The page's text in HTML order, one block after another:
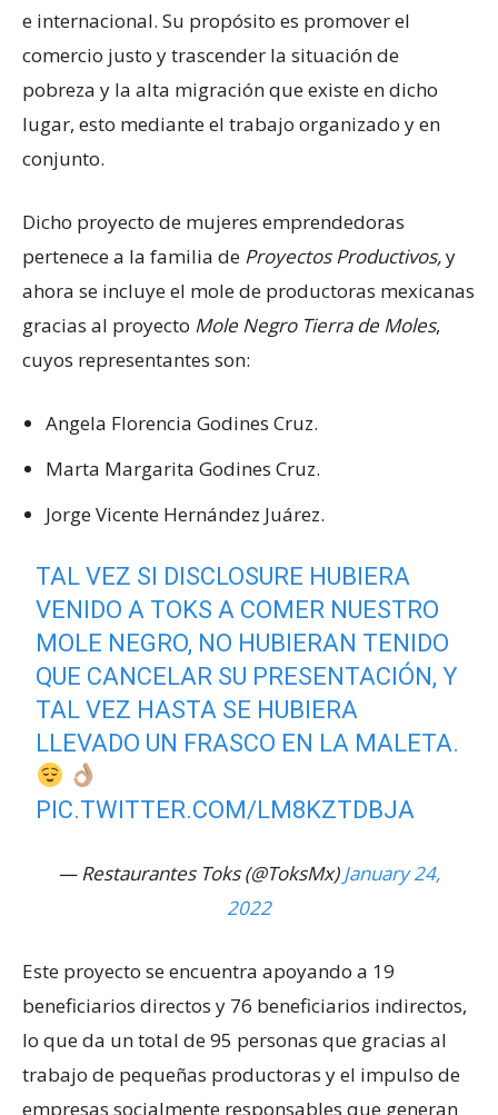
e internacional. Su propósito es promover el
comercio justo y trascender la situación de
pobreza y la alta migración que existe en dicho
lugar, esto mediante el trabajo organizado y en
conjunto.
Dicho proyecto de mujeres emprendedoras
pertenece a la familia de Proyectos Productivos,y
ahora se incluye el mole de productoras mexicanas
gracias al proyecto Mole Negro Tierra de Moles,
cuyos representantes son:
Angela Florencia Godines Cruz.
Marta Margarita Godines Cruz.
Jorge Vicente Hernández Juárez.
TAL VEZ SI DISCLOSURE HUBIERA
VENIDO A TOKS A COMER NUESTRO
MOLE NEGRO, NO HUBIERAN TENIDO
QUE CANCELAR SU PRESENTACIÓN, Y
TAL VEZ HASTA SE HUBIERA
LLEVADO UN FRASCO EN LA MALETA.
PIC.TWITTER.COM/LM8KZTDBJA
— Restaurantes Toks (@ToksMx)January 24,
2022
Este proyecto se encuentra apoyando a 19
beneficiarios directos y 76 beneficiarios indirectos,
lo que da un total de 95 personas que gracias al
trabajo de pequeñas productoras y el impulso de
empresas socialmente responsables que generan